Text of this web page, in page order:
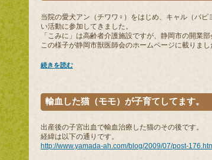
当院の愛犬アン（チワワ♀）をはじめ、キャル（パ
い活動に参加してきました。
「こみに」は高齢者介護施設ですが、静岡市の開業
この様子が静岡市獣医師会のホームページに載りまし
続きを読む
輸血した猫（モモ）が子育てしてます。
出産後の子宮出血で輸血治療した猫のその後です。
経緯は以下の通りです。
http://www.yamada-ah.com/blog/2009/07/post-